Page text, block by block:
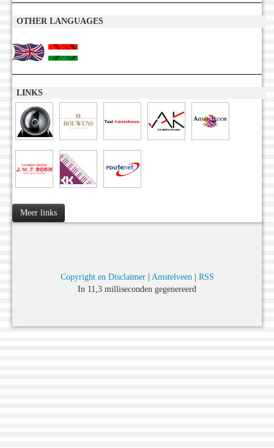
OTHER LANGUAGES
LINKS
Meer links
Copyright en Disclaimer| Amstelveen| RSS
In 11,3 milliseconden gegenereerd